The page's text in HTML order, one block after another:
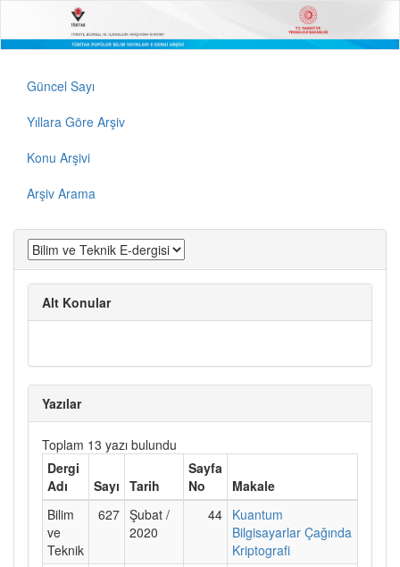
Güncel Sayı
Yıllara Göre Arşiv
Konu Arşivi
Arşiv Arama
Alt Konular
Yazılar
Toplam 13 yazı bulundu
Dergi
Adı
Sayı Tarih
Sayfa
No
Makale
Bilim
ve
Teknik
627 Şubat /
2020
44 Kuantum
Bilgisayarlar Çağında
Kriptografi